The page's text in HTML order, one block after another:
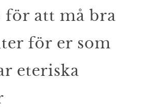
för att må bra
för er som
eteriska